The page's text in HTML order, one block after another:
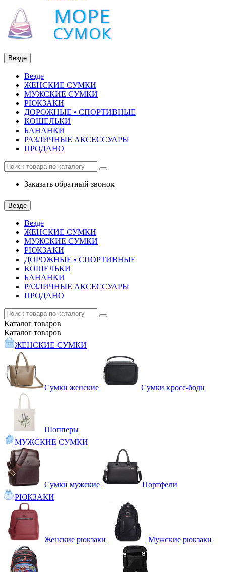
Везде
Везде
ЖЕНСКИЕ СУМКИ
МУЖСКИЕ СУМКИ
РЮКЗАКИ
ДОРОЖНЫЕ • СПОРТИВНЫЕ
КОШЕЛЬКИ
БАНАНКИ
РАЗЛИЧНЫЕ АКСЕССУАРЫ
ПРОДАНО
Заказать обратный звонок
Везде
Везде
ЖЕНСКИЕ СУМКИ
МУЖСКИЕ СУМКИ
РЮКЗАКИ
ДОРОЖНЫЕ • СПОРТИВНЫЕ
КОШЕЛЬКИ
БАНАНКИ
РАЗЛИЧНЫЕ АКСЕССУАРЫ
ПРОДАНО
Каталог товаров
Каталог товаров
ЖЕНСКИЕ СУМКИ
Сумки женские Сумки кросс-боди
Шопперы
МУЖСКИЕ СУМКИ
Сумки мужские
Портфели
РЮКЗАКИ
Женские рюкзаки Мужские рюкзаки